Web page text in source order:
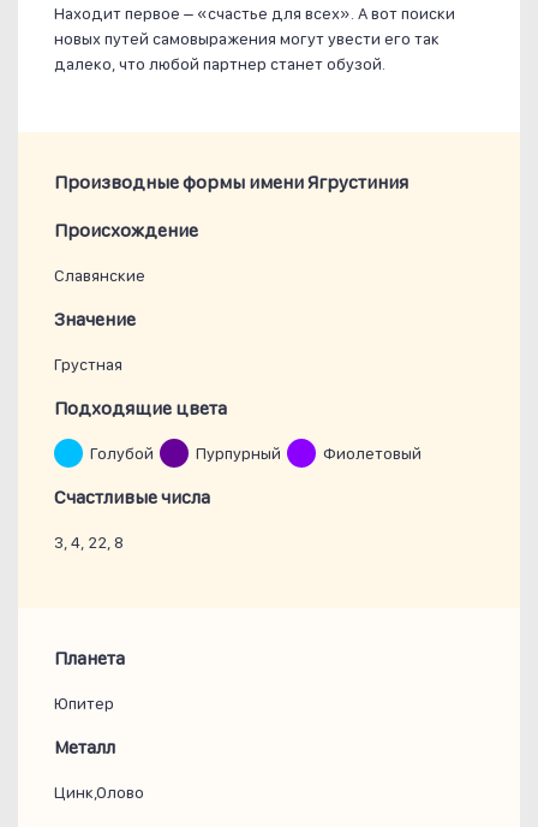
Находит первое – «счастье для всех». А вот поиски
новых путей самовыражения могут увести его так
далеко, что любой партнер станет обузой.
Производные формы имени Ягрустиния
Проиcхождение
Славянские
Значение
Грустная
Подходящие цвета
Голубой Пурпурный Фиолетовый
Счастливые числа
3, 4, 22, 8
Планета
Юпитер
Металл
Цинк,Олово